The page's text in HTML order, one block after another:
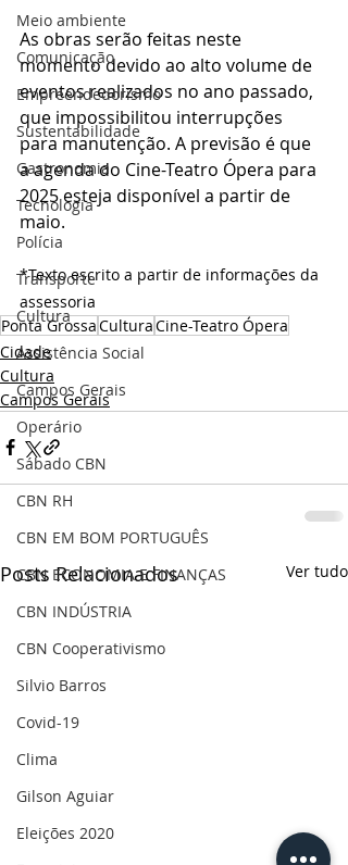
Meio ambiente
Comunicação
Empreendedorismo
Sustentabilidade
Gastronomia
Tecnologia
Polícia
Transporte
Cultura
Assistência Social
Campos Gerais
Operário
Sábado CBN
CBN RH
CBN EM BOM PORTUGUÊS
CBN ECONOMIA E FINANÇAS
CBN INDÚSTRIA
CBN Cooperativismo
Silvio Barros
Covid-19
Clima
Gilson Aguiar
Eleições 2020
As obras serão feitas neste
momento devido ao alto volume de
eventos realizados no ano passado,
que impossibilitou interrupções
para manutenção. A previsão é que
a agenda do Cine-Teatro Ópera para
2025 esteja disponível a partir de
maio.
*Texto escrito a partir de informações da
assessoria
Ponta GrossaCulturaCine-Teatro Ópera
Cidade
Cultura
Campos Gerais
Posts Relacionados Ver tudo